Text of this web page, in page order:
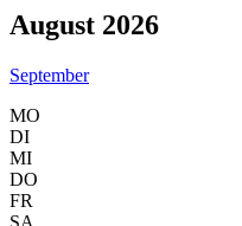
August 2026
September
MO
DI
MI
DO
FR
SA